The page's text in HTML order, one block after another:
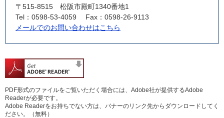
〒515-8515
松阪市殿町1340番地1
Tel：0598-53-4059
Fax：0598-26-9113
メールでのお問い合わせはこちら
PDF形式のファイルをご覧いただく場合には、Adobe社が提供するAdobe
Readerが必要です。
Adobe Readerをお持ちでない方は、バナーのリンク先からダウンロードしてく
ださい。（無料）